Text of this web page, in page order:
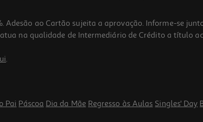
ao Cartão sujeita a aprovação. Informe-se
na qualidade de Intermediário de Crédito a título
.
Pai Páscoa Dia da Mãe Regresso às Aulas Singles' Day